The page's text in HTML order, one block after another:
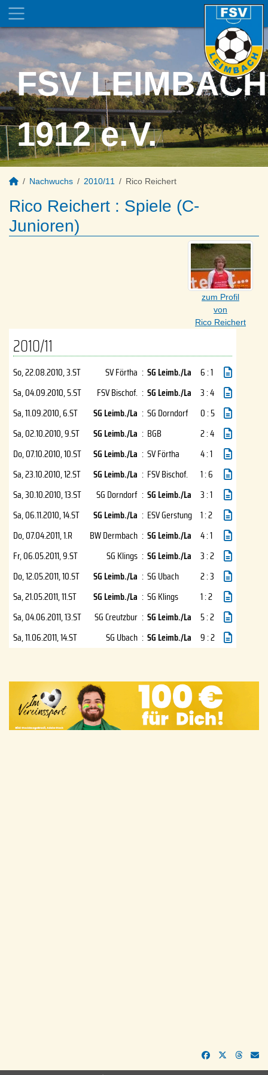
FSV LEIMBACH
1912 e.V.
Nachwuchs 2010/11 Rico Reichert
Rico Reichert : Spiele (C-
Junioren)
zum Profil
von
Rico Reichert
2010/11
So, 22.08.2010, 3.ST SV Förtha : SG Leimb./La
6 : 1
Sa, 04.09.2010, 5.ST FSV Bischof. : SG Leimb./La
3 : 4
Sa, 11.09.2010, 6.ST SG Leimb./La : SG Dorndorf
0 : 5
Sa, 02.10.2010, 9.ST SG Leimb./La : BGB
2 : 4
Do, 07.10.2010, 10.ST SG Leimb./La : SV Förtha
4 : 1
Sa, 23.10.2010, 12.ST SG Leimb./La : FSV Bischof.
1 : 6
Sa, 30.10.2010, 13.ST SG Dorndorf : SG Leimb./La
3 : 1
Sa, 06.11.2010, 14.ST SG Leimb./La : ESV Gerstung 1 : 2
Do, 07.04.2011, 1.R BW Dermbach : SG Leimb./La
4 : 1
Fr, 06.05.2011, 9.ST SG Klings : SG Leimb./La
3 : 2
Do, 12.05.2011, 10.ST SG Leimb./La : SG Ubach
2 : 3
Sa, 21.05.2011, 11.ST SG Leimb./La : SG Klings
1 : 2
Sa, 04.06.2011, 13.ST SG Creutzbur : SG Leimb./La
5 : 2
Sa, 11.06.2011, 14.ST SG Ubach : SG Leimb./La 9 : 2